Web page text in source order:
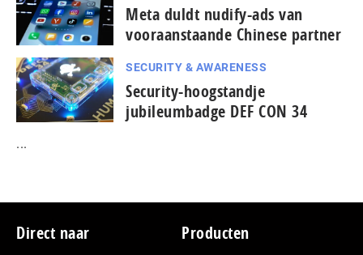
Meta duldt nudify-ads van
vooraanstaande Chinese partner
SECURITY & AWARENESS
Security-hoogstandje
jubileumbadge DEF CON 34
...
Footer
Direct naar Producten